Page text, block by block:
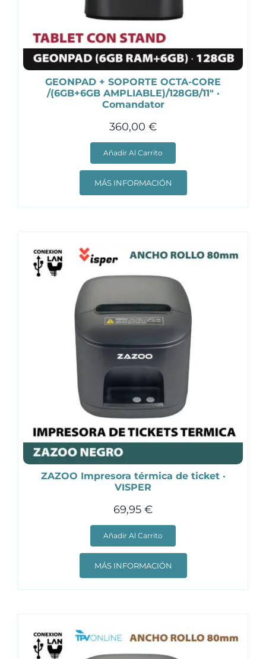
GEONPAD + SOPORTE OCTA-CORE
/(6GB+6GB AMPLIABLE)/128GB/11″ ·
Comandator
360,00 €
Añadir Al Carrito
MÁS INFORMACIÓN
ZAZOO Impresora térmica de ticket ·
VISPER
69,95 €
Añadir Al Carrito
MÁS INFORMACIÓN